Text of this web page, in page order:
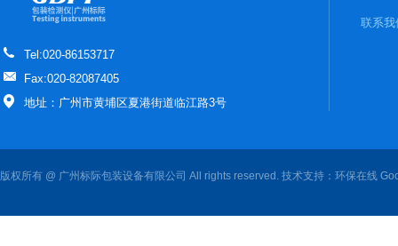
Tel:020-86153717
Fax:020-82087405
地址：广州市黄埔区夏港街道临江路3号
联系我
版权所有 @ 广州标际包装设备有限公司 All rights reserved. 技术支持： 环保在线